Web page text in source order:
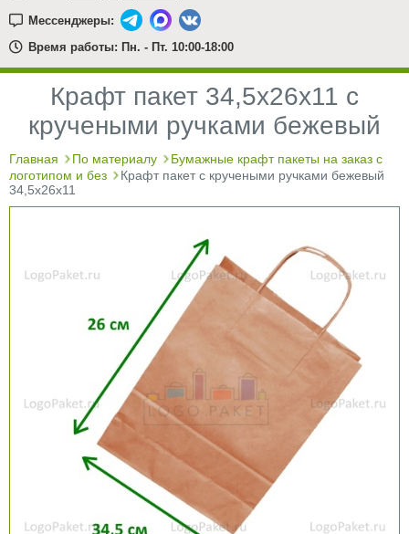
Мессенджеры:
Время работы: Пн. - Пт. 10:00-18:00
Крафт пакет 34,5х26х11 с
кручеными ручками бежевый
Главная По материалу
Бумажные крафт пакеты на заказ с
логотипом и без
Крафт пакет с кручеными ручками бежевый
34,5х26х11